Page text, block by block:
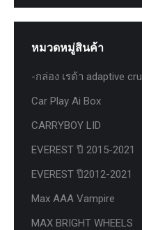
หมวดหมู่สินค้า
-กล่อง เรด้า adaptive
Car Play Ai Box
CARRYBOY LID
EVEREST ปี 2015-2021
EVEREST ปี2012-2021
Max AAA Vampire
MAX BRIGHT WHEELS